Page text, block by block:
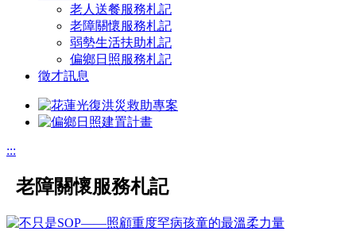
老人送餐服務札記
老障關懷服務札記
弱勢生活扶助札記
偏鄉日照服務札記
徵才訊息
:::
老障關懷服務札記